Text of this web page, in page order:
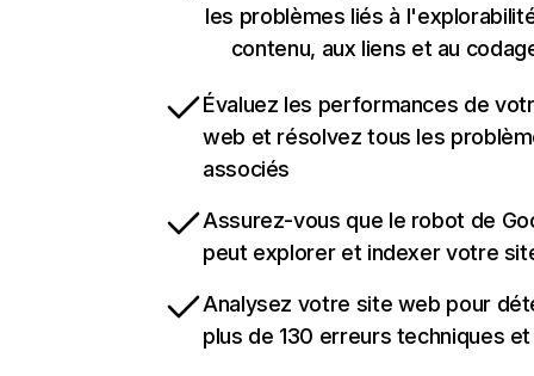
les problèmes liés à
contenu, aux liens et au
Évaluez les performances de
web et résolvez tous les
associés
Assurez-vous que le robot de
peut explorer et indexer votre
Analysez votre site web pour
plus de 130 erreurs techniques et